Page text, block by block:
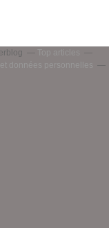
Top articles
données personnelles